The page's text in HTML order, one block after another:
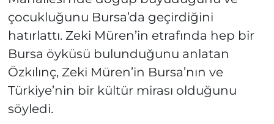
çocukluğunu Bursa’da geçirdiğini
hatırlattı. Zeki Müren’in etrafında hep bir
Bursa öyküsü bulunduğunu anlatan
Özkılınç, Zeki Müren’in Bursa’nın ve
Türkiye’nin bir kültür mirası olduğunu
söyledi.